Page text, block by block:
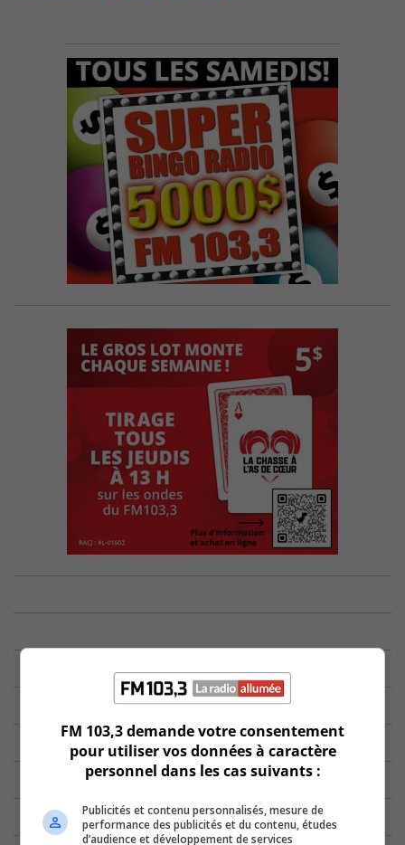
FM 103,3 demande votre consentement
pour utiliser vos données à caractère
personnel dans les cas suivants :
Publicités et contenu personnalisés, mesure de
performance des publicités et du contenu, études
d’audience et développement de services